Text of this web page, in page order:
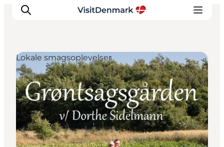
Inspirasjon
Reisemål
Aktiviteter
Overnatting
Planlegg reisen
Lokale smagsoplevelser